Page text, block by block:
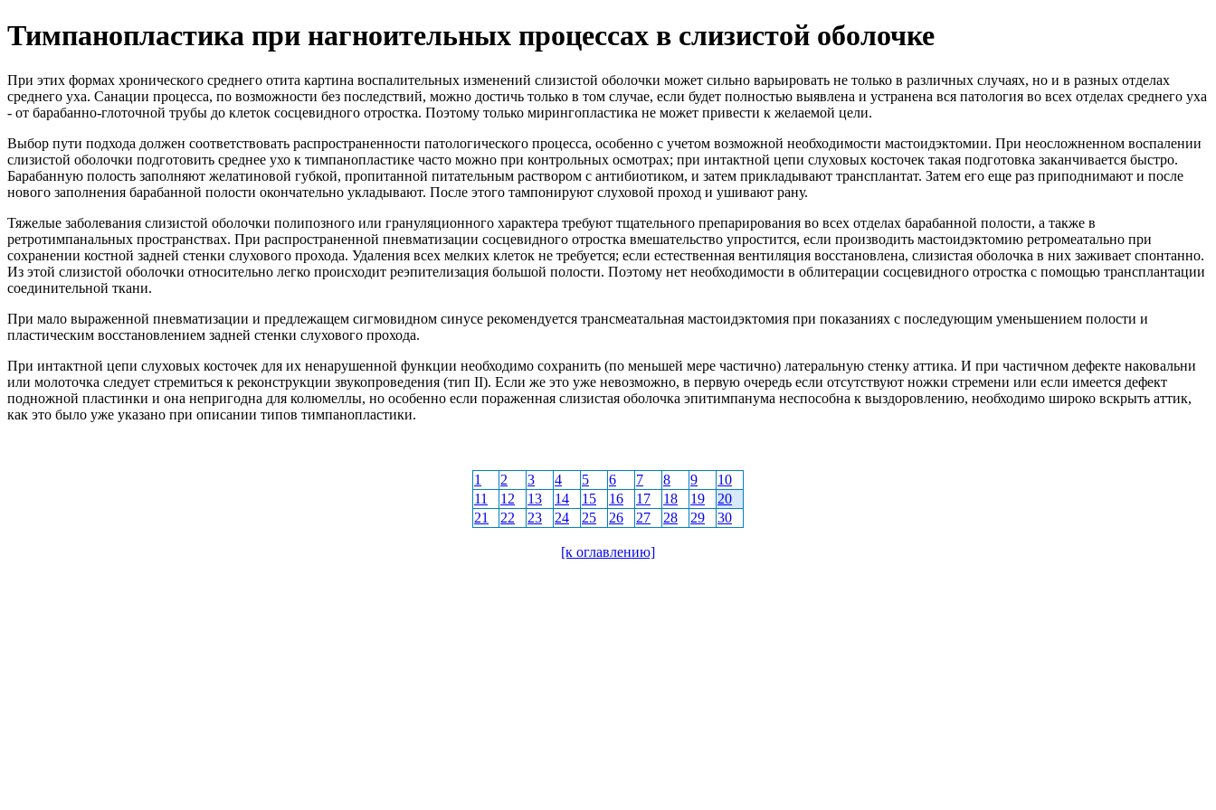
Тимпанопластика при нагноительных процессах в слизистой оболочке
При этих формах хронического среднего отита картина воспалительных изменений слизистой оболочки может сильно варьировать не только в различных случаях, но и в разных отделах
среднего уха. Санации процесса, по возможности без последствий, можно достичь только в том случае, если будет полностью выявлена и устранена вся патология во всех отделах среднего уха
- от барабанно-глоточной трубы до клеток сосцевидного отростка. Поэтому только мирингопластика не может привести к желаемой цели.
Выбор пути подхода должен соответствовать распространенности патологического процесса, особенно с учетом возможной необходимости мастоидэктомии. При неосложненном воспалении
слизистой оболочки подготовить среднее ухо к тимпанопластике часто можно при контрольных осмотрах; при интактной цепи слуховых косточек такая подготовка заканчивается быстро.
Барабанную полость заполняют желатиновой губкой, пропитанной питательным раствором с антибиотиком, и затем прикладывают трансплантат. Затем его еще раз приподнимают и после
нового заполнения барабанной полости окончательно укладывают. После этого тампонируют слуховой проход и ушивают рану.
Тяжелые заболевания слизистой оболочки полипозного или грануляционного характера требуют тщательного препарирования во всех отделах барабанной полости, а также в
ретротимпанальных пространствах. При распространенной пневматизации сосцевидного отростка вмешательство упростится, если производить мастоидэктомию ретромеатально при
сохранении костной задней стенки слухового прохода. Удаления всех мелких клеток не требуется; если естественная вентиляция восстановлена, слизистая оболочка в них заживает спонтанно.
Из этой слизистой оболочки относительно легко происходит реэпителизация большой полости. Поэтому нет необходимости в облитерации сосцевидного отростка с помощью трансплантации
соединительной ткани.
При мало выраженной пневматизации и предлежащем сигмовидном синусе рекомендуется трансмеатальная мастоидэктомия при показаниях с последующим уменьшением полости и
пластическим восстановлением задней стенки слухового прохода.
При интактной цепи слуховых косточек для их ненарушенной функции необходимо сохранить (по меньшей мере частично) латеральную стенку аттика. И при частичном дефекте наковальни
или молоточка следует стремиться к реконструкции звукопроведения (тип II). Если же это уже невозможно, в первую очередь если отсутствуют ножки стремени или если имеется дефект
подножной пластинки и она непригодна для колюмеллы, но особенно если пораженная слизистая оболочка эпитимпанума неспособна к выздоровлению, необходимо широко вскрыть аттик,
как это было уже указано при описании типов тимпанопластики.
1 2 3 4 5 6 7 8 9
10
11
12 13 14 15 16 17 18 19
20
21
22 23 24 25 26 27 28 29 30
[к оглавлению]